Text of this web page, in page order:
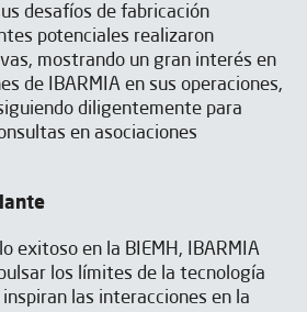
desafíos de fabricación
potenciales realizaron
mostrando un gran interés en
de IBARMIA en sus operaciones,
diligentemente para
en asociaciones
exitoso en la BIEMH, IBARMIA
los límites de la tecnología
las interacciones en la
elAviso legal y laPolítica de privacidad
de IBARMIA vía email.
Enviar